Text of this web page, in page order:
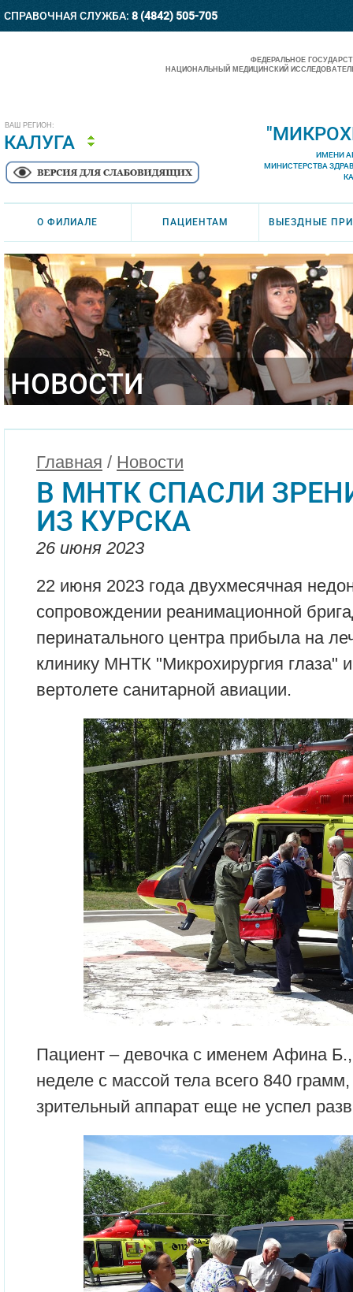
СПРАВОЧНАЯ СЛУЖБА: 8 (4842) 505-705
ВАШ РЕГИОН:
КАЛУГА
ФЕДЕРАЛЬНОЕ
НАЦИОНАЛЬНЫЙ МЕДИЦИНСКИЙ
ИМЕНИ
МИНИСТЕРСТВА
О ФИЛИАЛЕ ПАЦИЕНТАМ ВЫЕЗДНЫЕ
НОВОСТИ
Главная / Новости
В МНТК СПАСЛИ
ИЗ КУРСКА
26 июня 2023
22 июня 2023 года двухмесячная
сопровождении реанимационной
перинатального центра прибыла на
клинику МНТК "Микрохирургия
вертолете санитарной авиации.
Пациент – девочка с именем Афина
неделе с массой тела всего 840
зрительный аппарат еще не успел